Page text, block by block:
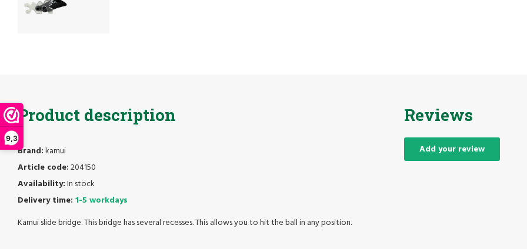
9,3
Product description
Brand:kamui
Article code:204150
Availability:In stock
Delivery time: 1-5 workdays
Kamui slide bridge. This bridge has several recesses. This allows you to hit the ball in any position.
Reviews
Add your review